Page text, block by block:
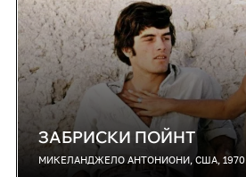
ЗАБРИСКИ ПОЙНТ
МИКЕЛАНДЖЕЛО АНТОНИОНИ, США, 1970